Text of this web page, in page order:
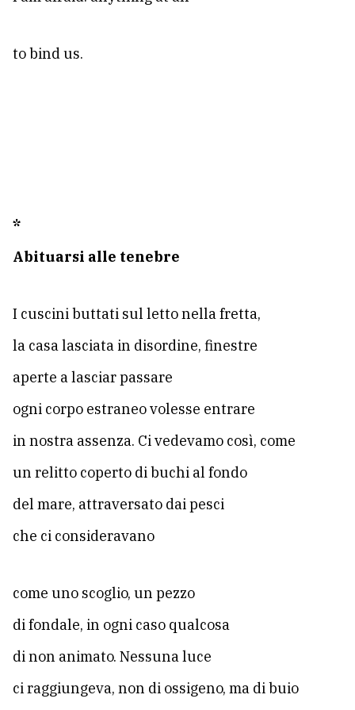
to bind us.
*
Abituarsi alle tenebre
I cuscini buttati sul letto nella fretta,
la casa lasciata in disordine, finestre
aperte a lasciar passare
ogni corpo estraneo volesse entrare
in nostra assenza. Ci vedevamo così, come
un relitto coperto di buchi al fondo
del mare, attraversato dai pesci
che ci consideravano
come uno scoglio, un pezzo
di fondale, in ogni caso qualcosa
di non animato. Nessuna luce
ci raggiungeva, non di ossigeno, ma di buio